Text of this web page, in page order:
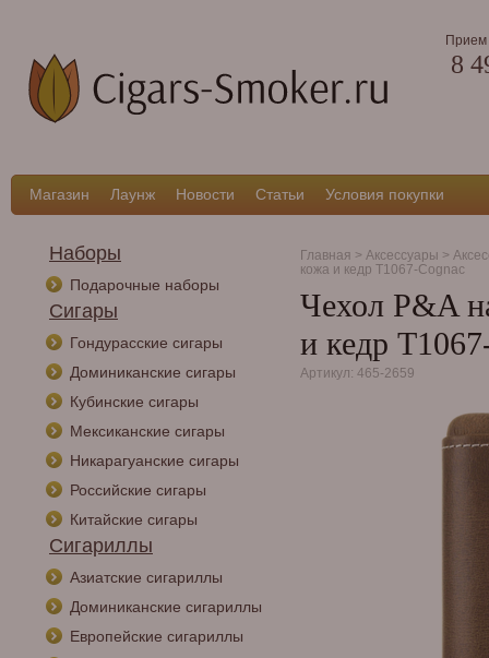
Прием
8
Магазин Лаунж Новости Статьи Условия покупки
Наборы
Подарочные наборы
Сигары
Гондурасские сигары
Доминиканские сигары
Кубинские сигары
Мексиканские сигары
Никарагуанские сигары
Российские сигары
Китайские сигары
Сигариллы
Азиатские сигариллы
Доминиканские сигариллы
Европейские сигариллы
Главная > Аксессуары >
кожа и кедр T1067-Cognac
Чехол P&A
и кедр
Артикул: 465-2659